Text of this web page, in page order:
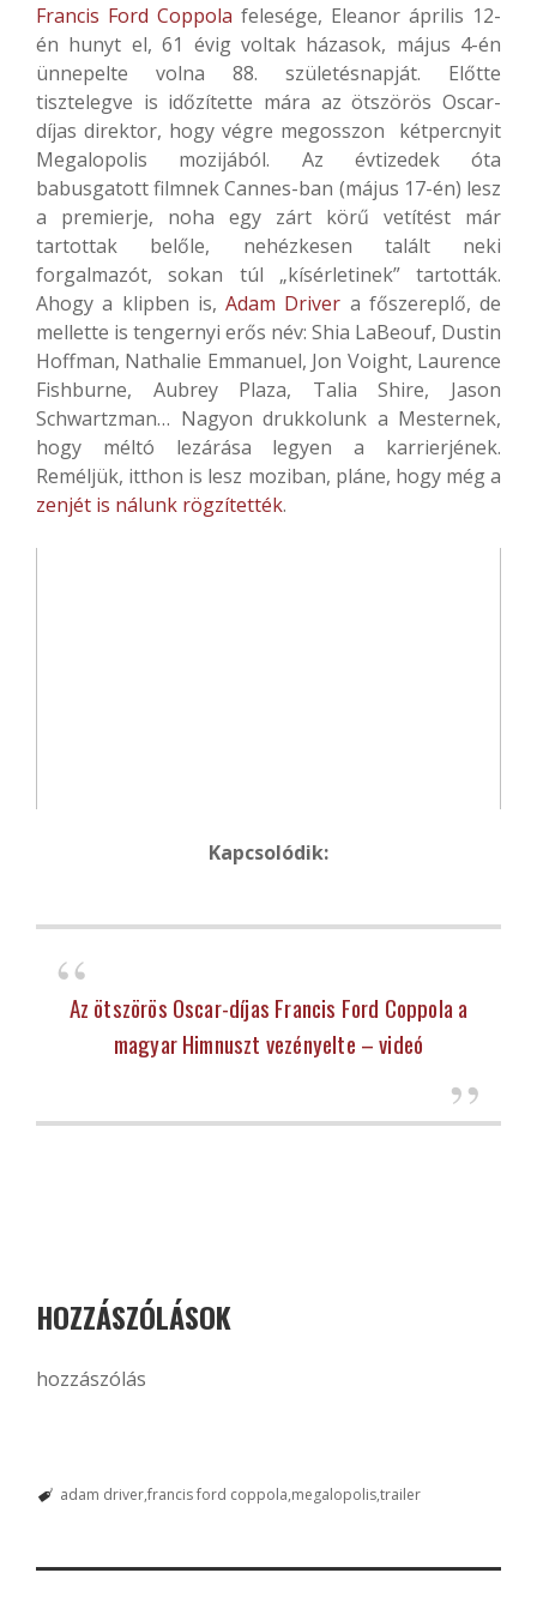
Francis Ford Coppola felesége, Eleanor április 12-
én hunyt el, 61 évig voltak házasok, május 4-én
ünnepelte volna 88. születésnapját. Előtte
tisztelegve is időzítette mára az ötszörös Oscar-
díjas direktor, hogy végre megosszon kétpercnyit
Megalopolis mozijából. Az évtizedek óta
babusgatott filmnek Cannes-ban (május 17-én) lesz
a premierje, noha egy zárt körű vetítést már
tartottak belőle, nehézkesen talált neki
forgalmazót, sokan túl „kísérletinek” tartották.
Ahogy a klipben is, Adam Driver a főszereplő, de
mellette is tengernyi erős név: Shia LaBeouf, Dustin
Hoffman, Nathalie Emmanuel, Jon Voight, Laurence
Fishburne, Aubrey Plaza, Talia Shire, Jason
Schwartzman… Nagyon drukkolunk a Mesternek,
hogy méltó lezárása legyen a karrierjének.
Reméljük, itthon is lesz moziban, pláne, hogy még a
zenjét is nálunk rögzítették.
Kapcsolódik:
Az ötszörös Oscar-díjas Francis Ford Coppola a
magyar Himnuszt vezényelte – videó
HOZZÁSZÓLÁSOK
hozzászólás
adam driverfrancis ford coppola megalopolistrailer